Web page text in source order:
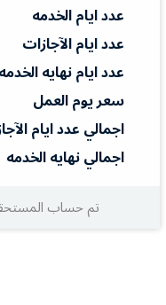
عدد ايام الخدمه
عدد ايام الآجازات
عدد ايام نهايه الخدمه
سعر يوم العمل
اجمالي عدد ايام
اجمالي نهايه الخدمه
تم حساب